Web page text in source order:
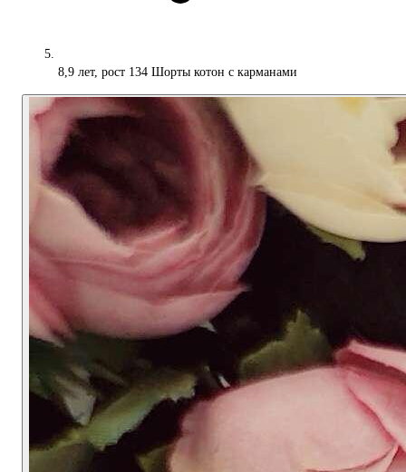
8,9 лет, рост 134 Шорты котон с карманами